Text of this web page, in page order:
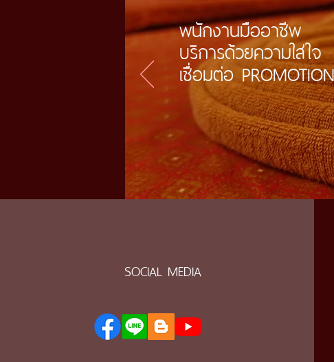
พนักงานมืออาชีพ
บริการด้วยความใส่ใจ
เชื่อมต่อ
SOCIAL MEDIA